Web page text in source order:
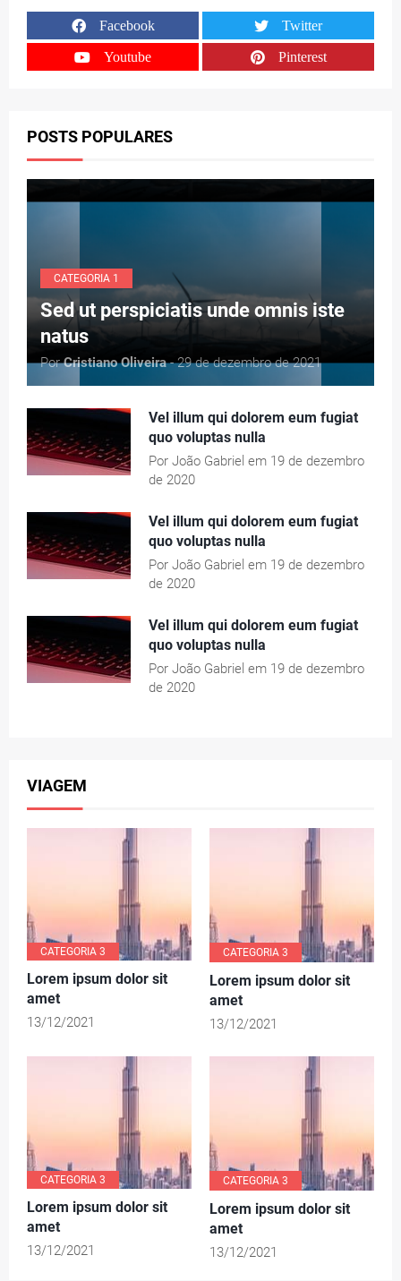
Facebook Twitter
Youtube Pinterest
POSTS POPULARES
CATEGORIA 1
Sed ut perspiciatis unde omnis iste
natus
PorCristiano Oliveira- 29 de dezembro de 2021
Vel illum qui dolorem eum fugiat
quo voluptas nulla
Por João Gabriel em 19 de dezembro
de 2020
Vel illum qui dolorem eum fugiat
quo voluptas nulla
Por João Gabriel em 19 de dezembro
de 2020
Vel illum qui dolorem eum fugiat
quo voluptas nulla
Por João Gabriel em 19 de dezembro
de 2020
VIAGEM
CATEGORIA 3
Lorem ipsum dolor sit
amet
13/12/2021
CATEGORIA 3
Lorem ipsum dolor sit
amet
13/12/2021
CATEGORIA 3
Lorem ipsum dolor sit
amet
13/12/2021
CATEGORIA 3
Lorem ipsum dolor sit
amet
13/12/2021